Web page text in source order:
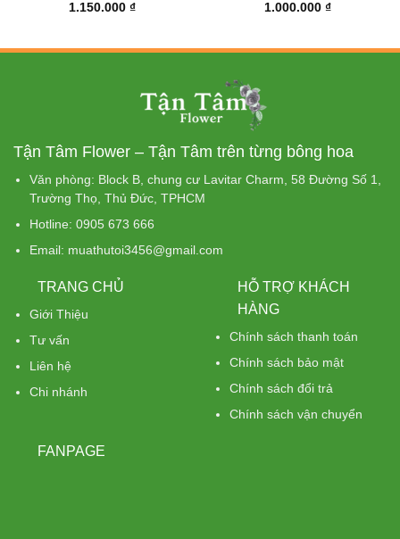
1.150.000 ₫
1.000.000 ₫
Tận Tâm Flower – Tận Tâm trên từng bông hoa
Văn phòng: Block B, chung cư Lavitar Charm, 58 Đường Số 1,
Trường Thọ, Thủ Đức, TPHCM
Hotline: 0905 673 666
Email: muathutoi3456@gmail.com
TRANG CHỦ
Giới Thiệu
Tư vấn
Liên hệ
Chi nhánh
HỖ TRỢ KHÁCH
HÀNG
Chính sách thanh toán
Chính sách bảo mật
Chính sách đổi trả
Chính sách vận chuyển
FANPAGE